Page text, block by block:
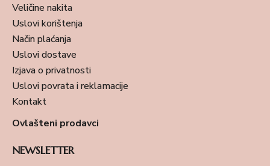
Veličine nakita
Uslovi korištenja
Način plaćanja
Uslovi dostave
Izjava o privatnosti
Uslovi povrata i reklamacije
Kontakt
Ovlašteni prodavci
NEWSLETTER